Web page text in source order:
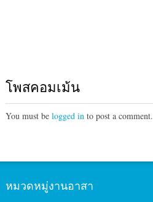
โพสคอมเม้น
You must be logged into post a comment.
หมวดหมู่งานอาสา